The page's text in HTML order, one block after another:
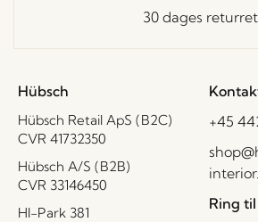
30 dages returret
Hübsch
Hübsch Retail ApS (B2C)
CVR 41732350
Hübsch A/S (B2B)
CVR 33146450
HI-Park 381
+45
Ring til